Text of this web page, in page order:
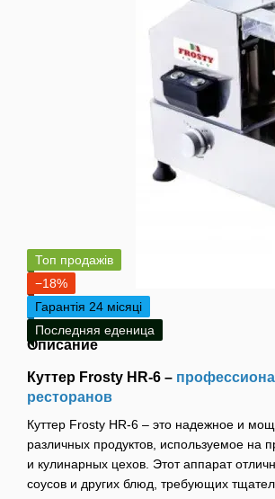
Топ продажів
−18%
Гарантія 24 місяці
Последняя еденица
Описание
Куттер Frosty HR-6 –
ресторанов
Куттер Frosty HR-6 – это надежное и
различных продуктов, используемое на
и кулинарных цехов. Этот аппарат
соусов и других блюд, требующих